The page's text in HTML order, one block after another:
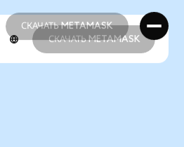
СКАЧАТЬ METAMASK
СКАЧАТЬ METAMASK
СКАЧАТЬ METAMASK